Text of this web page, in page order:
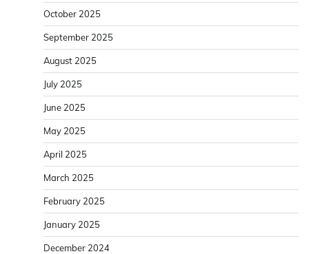
October 2025
September 2025
August 2025
July 2025
June 2025
May 2025
April 2025
March 2025
February 2025
January 2025
December 2024